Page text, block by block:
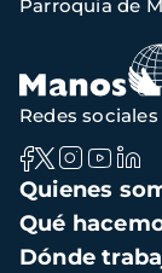
Parroquia de
Navegación
principal
Quienes
Qué
Dónde
Redes sociales